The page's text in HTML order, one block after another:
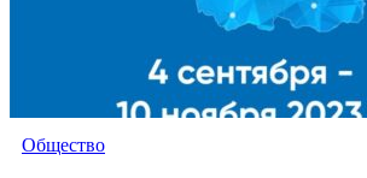
Общество